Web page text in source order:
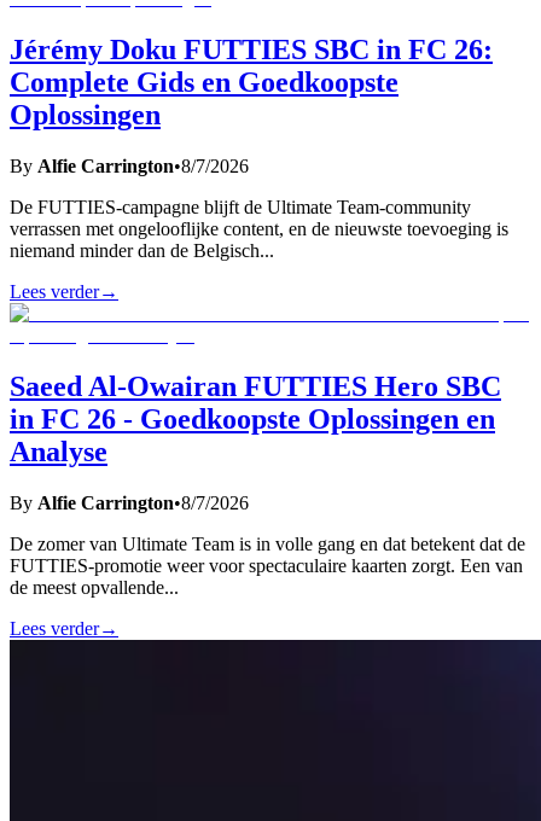
Jérémy Doku FUTTIES SBC in FC 26:
Complete Gids en Goedkoopste
Oplossingen
By Alfie Carrington•8/7/2026
De FUTTIES-campagne blijft de Ultimate Team-community
verrassen met ongelooflijke content, en de nieuwste toevoeging is
niemand minder dan de Belgisch...
Lees verder→
Saeed Al-Owairan FUTTIES Hero SBC
in FC 26 - Goedkoopste Oplossingen en
Analyse
By Alfie Carrington•8/7/2026
De zomer van Ultimate Team is in volle gang en dat betekent dat de
FUTTIES-promotie weer voor spectaculaire kaarten zorgt. Een van
de meest opvallende...
Lees verder→